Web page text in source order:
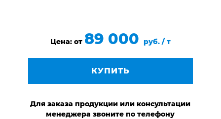
Цена: от 89 000 руб. / т
КУПИТЬ
Для заказа продукции или консультации
менеджера звоните по телефону